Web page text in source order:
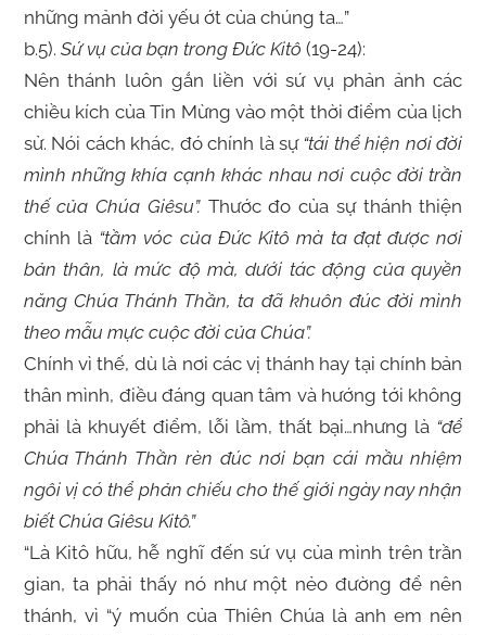
những mảnh đời yếu ớt của chúng ta…”
b.5). Sứ vụ của bạn trong Đức Kitô (19-24):
Nên thánh luôn gắn liền với sứ vụ phản ảnh các
chiều kích của Tin Mừng vào một thời điểm của lịch
sử. Nói cách khác, đó chính là sự “tái thể hiện nơi đời
mình những khía cạnh khác nhau nơi cuộc đời trần
thế của Chúa Giêsu”.Thước đo của sự thánh thiện
chính là “tầm vóc của Đức Kitô mà ta đạt được nơi
bản thân, là mức độ mà, dưới tác động của quyền
năng Chúa Thánh Thần, ta đã khuôn đúc đời mình
theo mẫu mực cuộc đời của Chúa”.
Chính vì thế, dù là nơi các vị thánh hay tại chính bản
thân mình, điều đáng quan tâm và hướng tới không
phải là khuyết điểm, lỗi lầm, thất bại…nhưng là “để
Chúa Thánh Thần rèn đúc nơi bạn cái mầu nhiệm
ngôi vị có thể phản chiếu cho thế giới ngày nay nhận
biết Chúa Giêsu Kitô.”
“Là Kitô hữu, hễ nghĩ đến sứ vụ của mình trên trần
gian, ta phải thấy nó như một nẻo đường để nên
thánh, vì “ý muốn của Thiên Chúa là anh em nên